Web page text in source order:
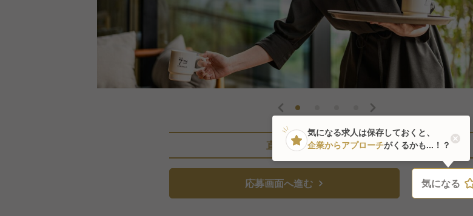
直近3人がこの求人を検討中
応募画面へ進む 気になる
気になる
気になる求人は保存しておくと、
企業からアプローチがくるかも...！？